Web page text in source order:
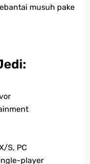
musuh pake
S, PC
player